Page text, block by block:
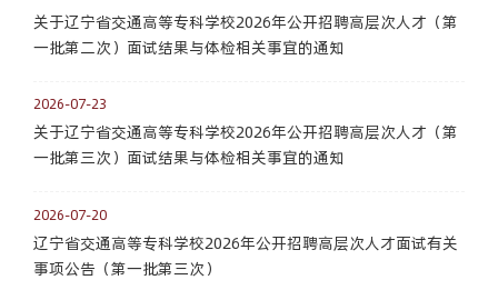
关于辽宁省交通高等专科学校2026年公开招聘高层次人才（第
一批第二次）面试结果与体检相关事宜的通知
2026-07-23
关于辽宁省交通高等专科学校2026年公开招聘高层次人才（第
一批第三次）面试结果与体检相关事宜的通知
2026-07-20
辽宁省交通高等专科学校2026年公开招聘高层次人才面试有关
事项公告（第一批第三次）